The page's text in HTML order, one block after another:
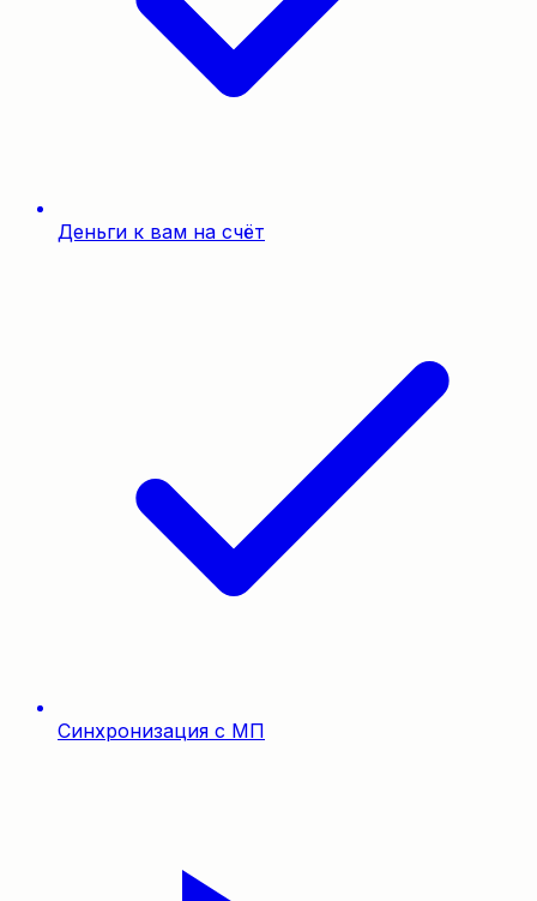
Деньги к вам на счёт
Синхронизация с МП